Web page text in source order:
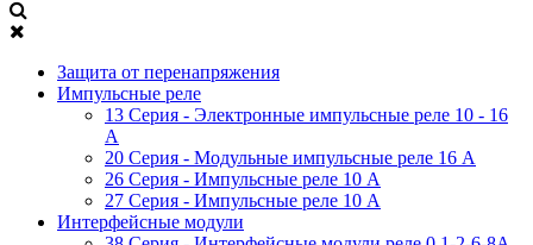
Защита от перенапряжения
Импульсные реле
13 Серия - Электронные импульсные реле 10 - 16
A
20 Серия - Модульные импульсные реле 16 A
26 Серия - Импульсные реле 10 A
27 Серия - Импульсные реле 10 A
Интерфейсные модули